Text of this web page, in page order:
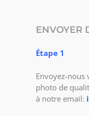
ENVOYER
Étape 1
Envoyez-nous
photo de
à notre email: